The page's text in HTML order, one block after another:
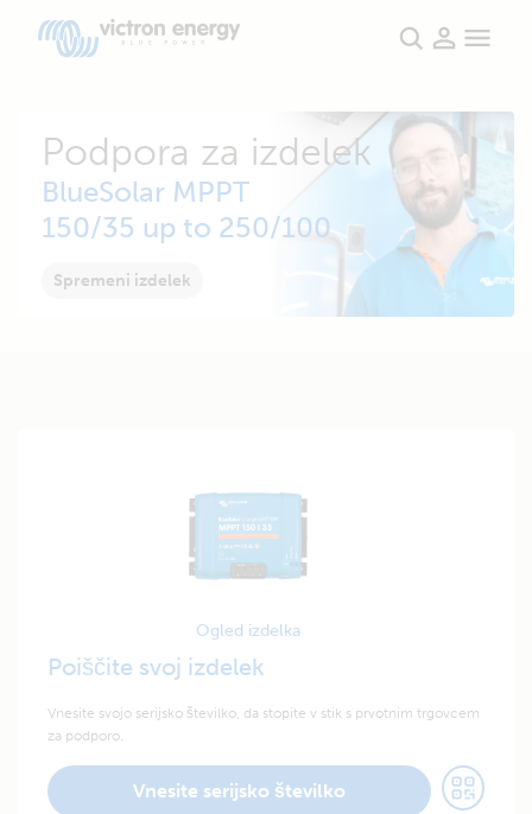
Podpora za izdelek
BlueSolar MPPT
150/35 up to 250/100
Spremeni izdelek
Ogled izdelka
Poiščite svoj izdelek
Vnesite svojo serijsko številko, da stopite v stik s prvotnim trgovcem
za podporo.
Vnesite serijsko številko